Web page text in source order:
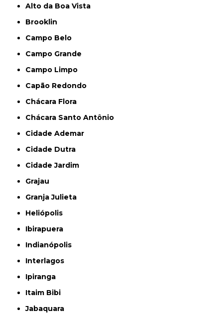
Alto da Boa Vista
Brooklin
Campo Belo
Campo Grande
Campo Limpo
Capão Redondo
Chácara Flora
Chácara Santo Antônio
Cidade Ademar
Cidade Dutra
Cidade Jardim
Grajau
Granja Julieta
Heliópolis
Ibirapuera
Indianópolis
Interlagos
Ipiranga
Itaim Bibi
Jabaquara